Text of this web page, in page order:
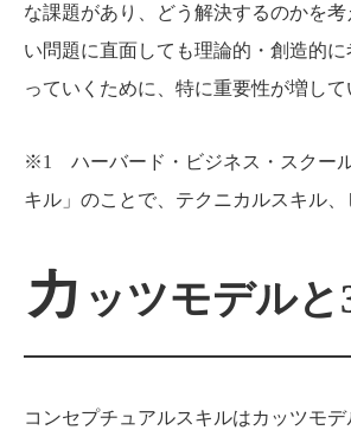
な課題があり、どう解決するのかを
い問題に直面しても理論的・創造的
っていくために、特に重要性が増し
※1 ハーバード・ビジネス・スクー
キル」のことで、テクニカルスキル
カ ッツモデル
コンセプチュアルスキルはカッツモ